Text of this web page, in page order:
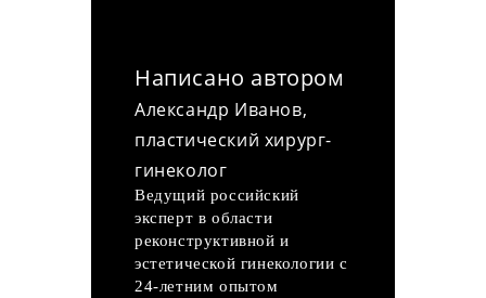
Написано автором
Александр Иванов,
пластический хирург-
гинеколог
Ведущий российский
эксперт в области
реконструктивной и
эстетической гинекологии с
24-летним опытом